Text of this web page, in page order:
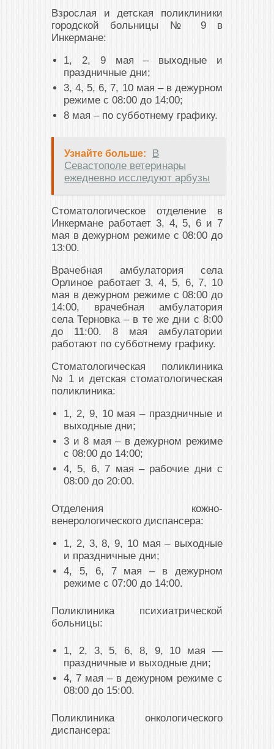
Взрослая и детская поликлиники
городской больницы № 9 в
Инкермане:
1, 2, 9 мая – выходные и
праздничные дни;
3, 4, 5, 6, 7, 10 мая – в дежурном
режиме с 08:00 до 14:00;
8 мая – по субботнему графику.
Узнайте больше:
В
Севастополе ветеринары
ежедневно исследуют арбузы
Стоматологическое отделение в
Инкермане работает 3, 4, 5, 6 и 7
мая в дежурном режиме с 08:00 до
13:00.
Врачебная амбулатория села
Орлиное работает 3, 4, 5, 6, 7, 10
мая в дежурном режиме с 08:00 до
14:00, врачебная амбулатория
села Терновка – в те же дни с 8:00
до 11:00. 8 мая амбулатории
работают по субботнему графику.
Стоматологическая поликлиника
№ 1 и детская стоматологическая
поликлиника:
1, 2, 9, 10 мая – праздничные и
выходные дни;
3 и 8 мая – в дежурном режиме
с 08:00 до 14:00;
4, 5, 6, 7 мая – рабочие дни с
08:00 до 20:00.
Отделения кожно-
венерологического диспансера:
1, 2, 3, 8, 9, 10 мая – выходные
и праздничные дни;
4, 5, 6, 7 мая – в дежурном
режиме с 07:00 до 14:00.
Поликлиника психиатрической
больницы:
1, 2, 3, 5, 6, 8, 9, 10 мая —
праздничные и выходные дни;
4, 7 мая – в дежурном режиме с
08:00 до 15:00.
Поликлиника онкологического
диспансера: